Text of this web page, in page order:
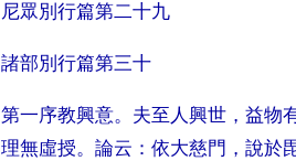
尼眾別行篇第二十九
諸部別行篇第三十
第一序教興意。 夫至人興世 ，益物
理無虛授。論云 ：依大慈門 ，說於